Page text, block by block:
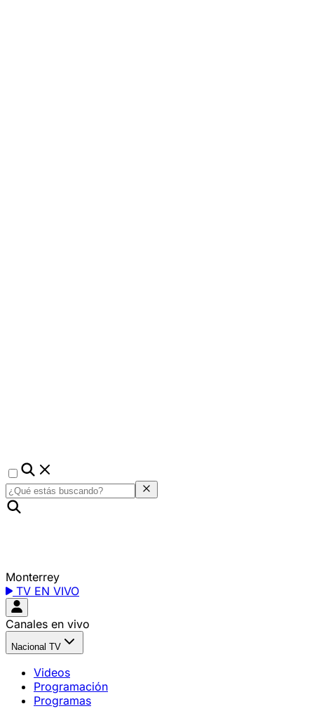
Monterrey
TV EN VIVO
Canales en vivo
Nacional TV
Videos
Programación
Programas